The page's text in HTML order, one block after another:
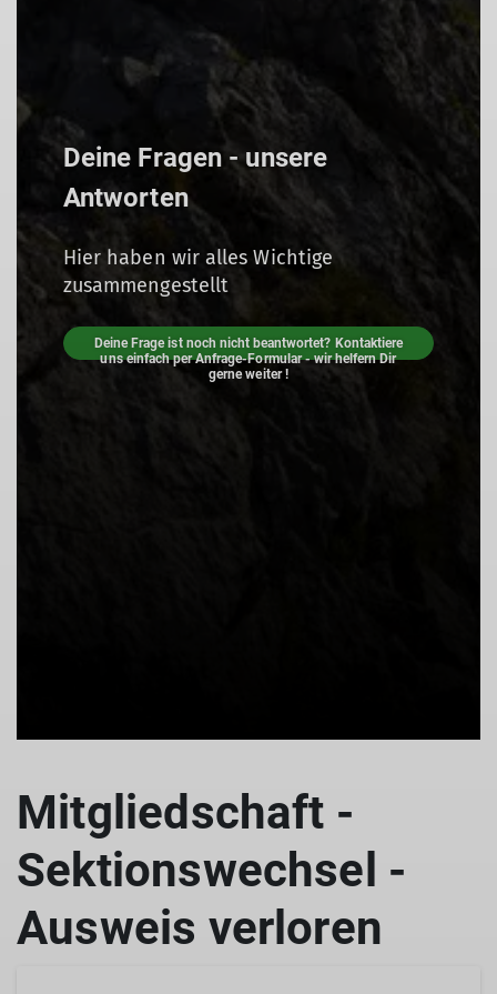
Deine Fragen - unsere
Antworten
Hier haben wir alles Wichtige
zusammengestellt
Deine Frage ist noch nicht beantwortet? Kontaktiere
uns einfach per Anfrage-Formular - wir helfern Dir
gerne weiter !